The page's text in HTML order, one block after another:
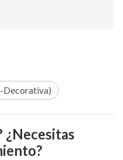
Decorativa)
¿Necesitas